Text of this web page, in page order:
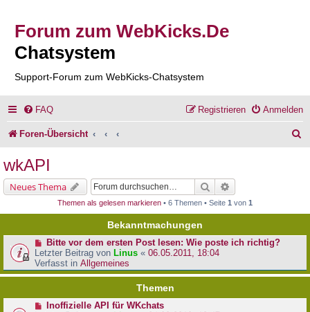
Forum zum WebKicks.De
Chatsystem
Support-Forum zum WebKicks-Chatsystem
FAQ Anmelden
Registrieren
Foren-Übersicht
e
wkAPI
Neues Thema Suche
Themen als gelesen markieren • 6 Themen • Seite 1 von 1
Bekanntmachungen
Bitte vor dem ersten Post lesen: Wie poste ich richtig?
Letzter Beitrag von Linus « 06.05.2011, 18:04
Verfasst in Allgemeines
Themen
Inoffizielle API für WKchats